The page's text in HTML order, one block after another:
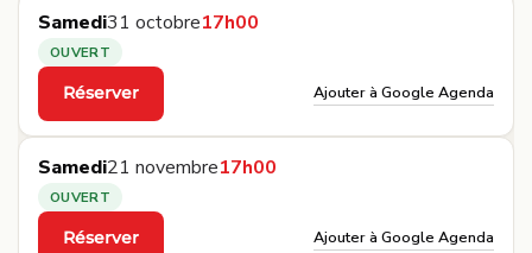
Samedi31 octobre17h00
OUVERT
Réserver
·
Ajouter à Google Agenda
Samedi21 novembre17h00
OUVERT
Réserver Ajouter à Google Agenda